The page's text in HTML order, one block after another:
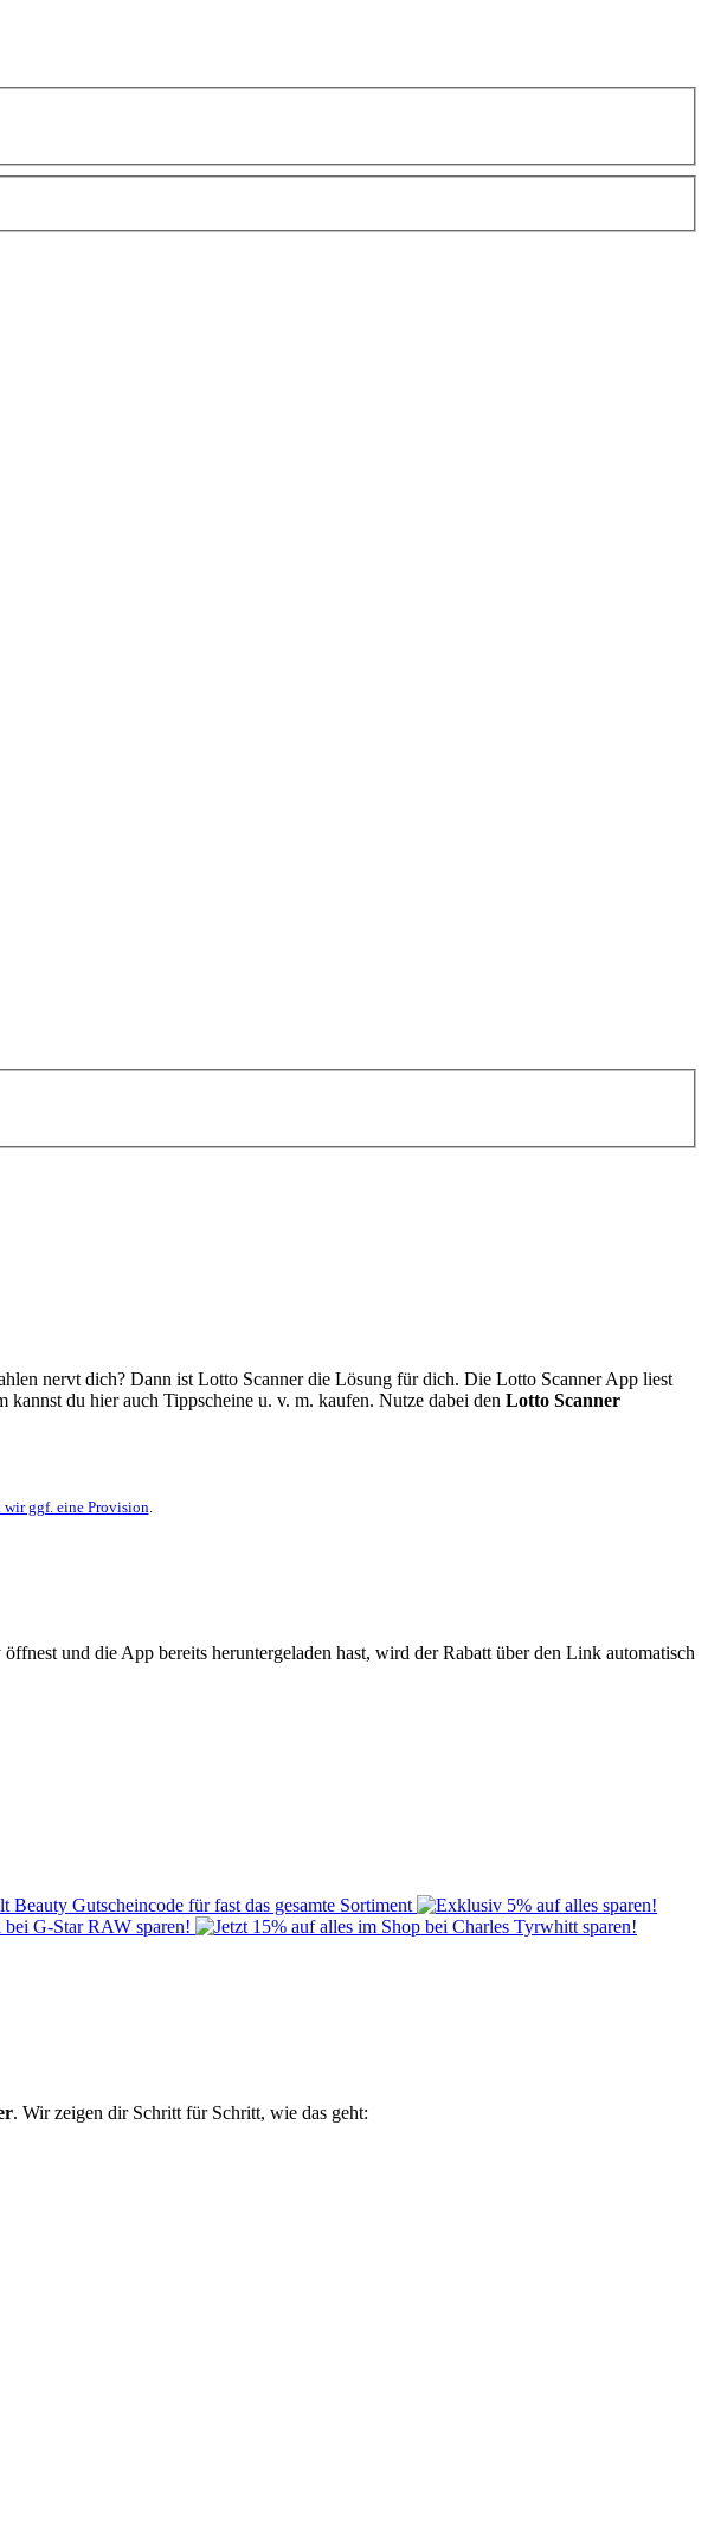
nervt dich? Dann ist Lotto Scanner die Lösung für dich. Die Lotto Scanner App liest
du hier auch Tippscheine u. v. m. kaufen. Nutze dabei den Lotto Scanner
wir ggf. eine Provision
und die App bereits heruntergeladen hast, wird der Rabatt über den Link automatisch
. Wir zeigen dir Schritt für Schritt, wie das geht: